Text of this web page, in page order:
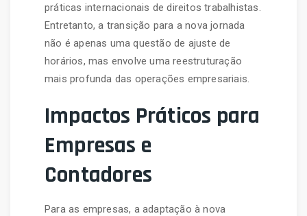
práticas internacionais de direitos trabalhistas.
Entretanto, a transição para a nova jornada
não é apenas uma questão de ajuste de
horários, mas envolve uma reestruturação
mais profunda das operações empresariais.
Impactos Práticos para
Empresas e
Contadores
Para as empresas, a adaptação à nova